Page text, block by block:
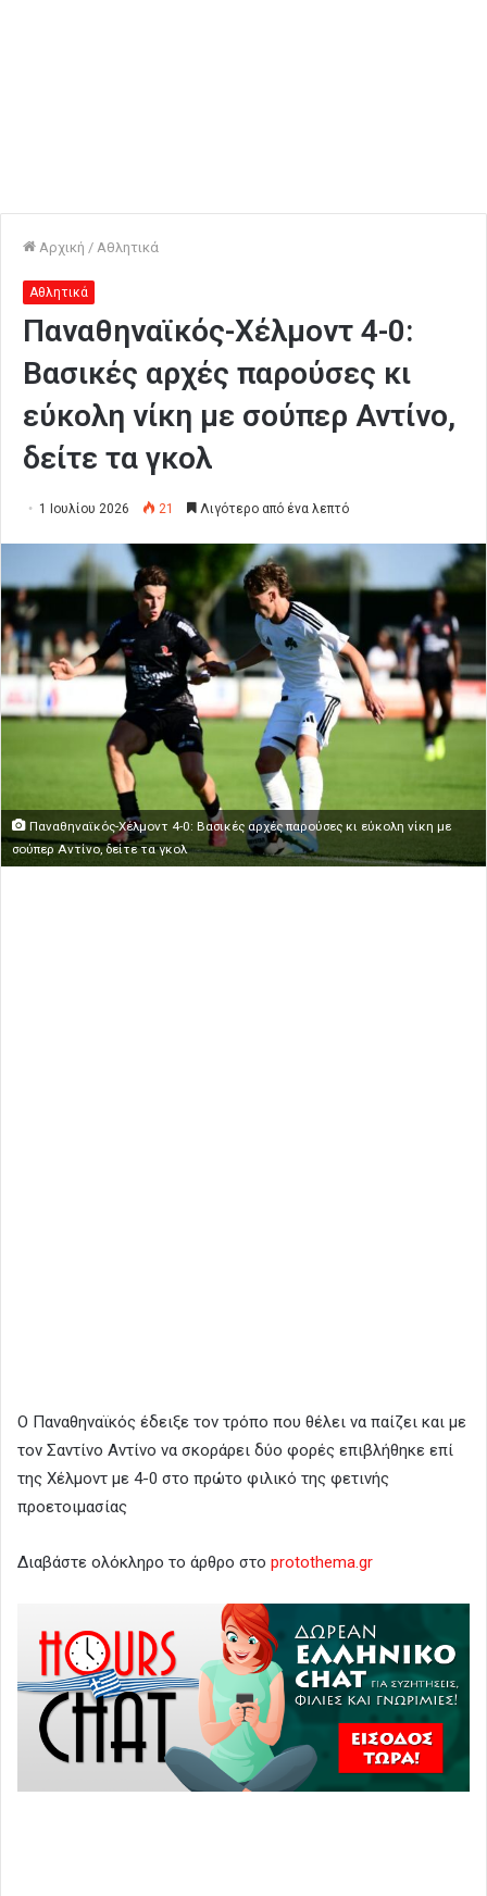
Αρχική / Αθλητικά
Αθλητικά
Παναθηναϊκός-Χέλμοντ 4-0:
Βασικές αρχές παρούσες κι
εύκολη νίκη με σούπερ Αντίνο,
δείτε τα γκολ
1 Ιουλίου 2026 21 Λιγότερο από ένα λεπτό
Παναθηναϊκός-Χέλμοντ 4-0: Βασικές αρχές παρούσες κι εύκολη νίκη με
σούπερ Αντίνο, δείτε τα γκολ
Ο Παναθηναϊκός έδειξε τον τρόπο που θέλει να παίζει και με
τον Σαντίνο Αντίνο να σκοράρει δύο φορές επιβλήθηκε επί
της Χέλμοντ με 4-0 στο πρώτο φιλικό της φετινής
προετοιμασίας
Διαβάστε ολόκληρο το άρθρο στο protothema.gr